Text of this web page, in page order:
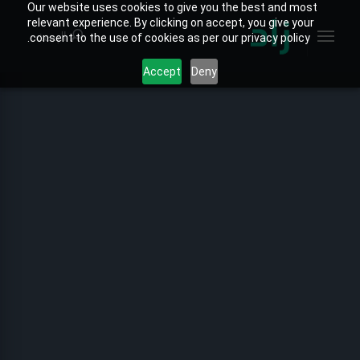
Our website uses cookies to give you the best and most
relevant experience. By clicking on accept, you give your
consent to the use of cookies as per our privacy policy.
Deny
Accept
البحث